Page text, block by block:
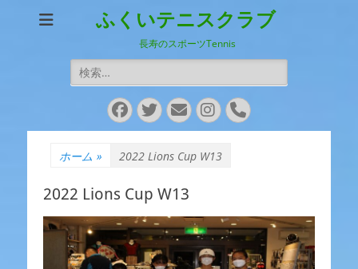
ふくいテニスクラブ
長寿のスポーツTennis
検
索:
Facebook
Twitter
メ
ー
Instagram
電
話
ホーム » 2022 Lions Cup W13
2022 Lions Cup W13